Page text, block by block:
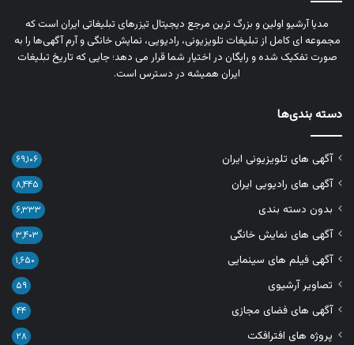
مدیا آرشیو اولین و بزرگ‌ ترین مرجع دیجیتال تیزرهای تبلیغاتی ایران است که
مجموعه‌ ای کامل از تبلیغات تلویزیونی، رادیویی، نمایش خانگی و آرم‌ آگهی‌ها را به‌
صورت تفکیک‌ شده و رایگان در اختیار شما قرار می‌ دهد؛ جایی که تاریخ تبلیغات
ایران همیشه در دسترس است.
دسته بندی‌ها
آگهی های تلویزیونی ایران ۶۹,۱۰۶
آگهی های رادیویی ایران ۸,۴۴۵
بدون دسته بندی ۶,۳۳۳
آگهی های نمایش خانگی ۳,۴۰۳
آگهی فیلم های سینمایی ۱,۶۵۰
تصاویر آرشیوی ۵۹
آگهی های فضای مجازی ۴۴
پروژه های افترافکت ۲۸